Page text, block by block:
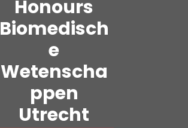
Honours
Biomedisch
e
Wetenscha
ppen
Utrecht